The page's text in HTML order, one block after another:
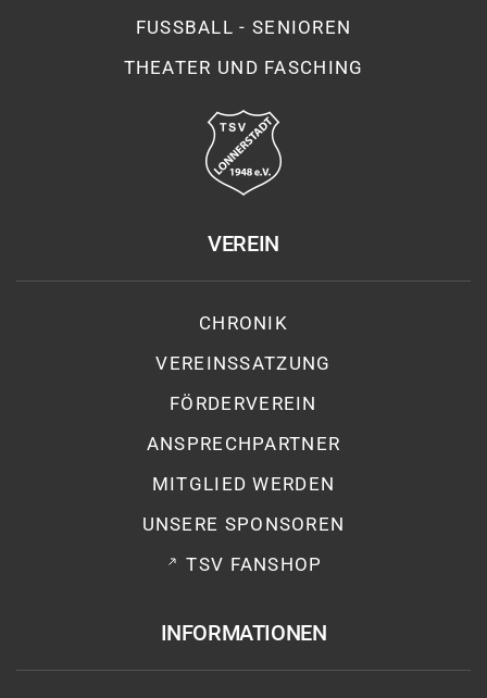
FUSSBALL - SENIOREN
THEATER UND FASCHING
VEREIN
CHRONIK
VEREINSSATZUNG
FÖRDERVEREIN
ANSPRECHPARTNER
MITGLIED WERDEN
UNSERE SPONSOREN
TSV FANSHOP
INFORMATIONEN